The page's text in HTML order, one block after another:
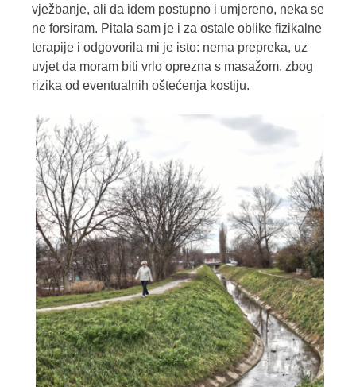
vježbanje, ali da idem postupno i umjereno, neka se
ne forsiram. Pitala sam je i za ostale oblike fizikalne
terapije i odgovorila mi je isto: nema prepreka, uz
uvjet da moram biti vrlo oprezna s masažom, zbog
rizika od eventualnih oštećenja kostiju.